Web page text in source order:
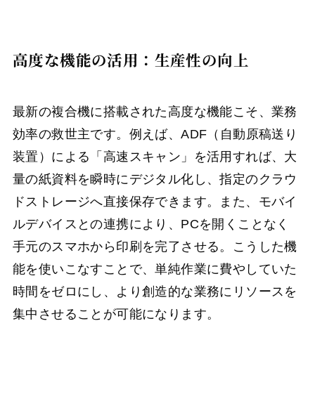
高度な機能の活用：生産性の向上
最新の複合機に搭載された高度な機能こそ、業務
効率の救世主です。例えば、ADF（自動原稿送り
装置）による「高速スキャン」を活用すれば、大
量の紙資料を瞬時にデジタル化し、指定のクラウ
ドストレージへ直接保存できます。また、モバイ
ルデバイスとの連携により、PCを開くことなく
手元のスマホから印刷を完了させる。こうした機
能を使いこなすことで、単純作業に費やしていた
時間をゼロにし、より創造的な業務にリソースを
集中させることが可能になります。